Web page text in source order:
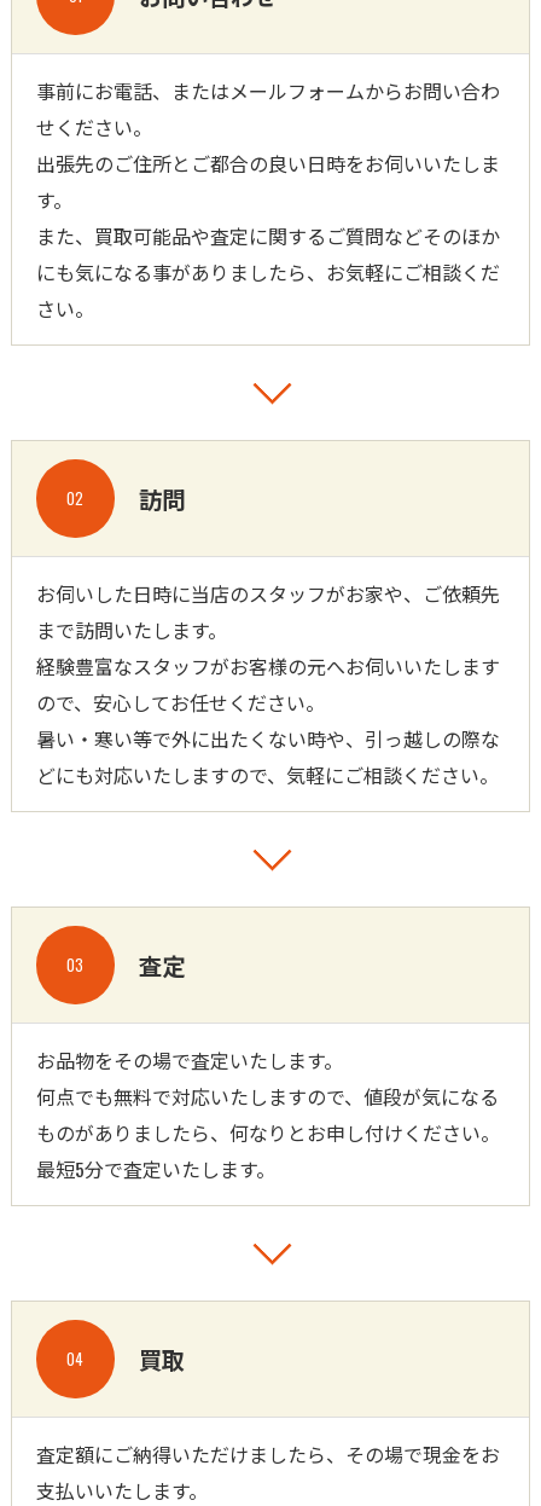
事前にお電話、またはメールフォームからお問い合わ
せください。
出張先のご住所とご都合の良い日時をお伺いいたしま
す。
また、買取可能品や査定に関するご質問などそのほか
にも気になる事がありましたら、お気軽にご相談くだ
さい。
訪問
02
お伺いした日時に当店のスタッフがお家や、ご依頼先
まで訪問いたします。
経験豊富なスタッフがお客様の元へお伺いいたします
ので、安心してお任せください。
暑い・寒い等で外に出たくない時や、引っ越しの際な
どにも対応いたしますので、気軽にご相談ください。
査定
03
お品物をその場で査定いたします。
何点でも無料で対応いたしますので、値段が気になる
ものがありましたら、何なりとお申し付けください。
最短5分で査定いたします。
買取
04
査定額にご納得いただけましたら、その場で現金をお
支払いいたします。